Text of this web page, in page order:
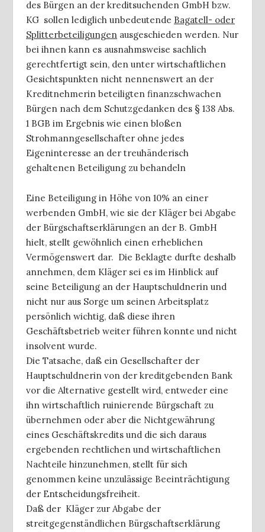
des Bürgen an der kreditsuchenden GmbH bzw.
KG sollen lediglich unbedeutende Bagatell- oder
Splitterbeteiligungen ausgeschieden werden. Nur
bei ihnen kann es ausnahmsweise sachlich
gerechtfertigt sein, den unter wirtschaftlichen
Gesichtspunkten nicht nennenswert an der
Kreditnehmerin beteiligten finanzschwachen
Bürgen nach dem Schutzgedanken des § 138 Abs.
1 BGB im Ergebnis wie einen bloßen
Strohmanngesellschafter ohne jedes
Eigeninteresse an der treuhänderisch
gehaltenen Beteiligung zu behandeln
Eine Beteiligung in Höhe von 10% an einer
werbenden GmbH, wie sie der Kläger bei Abgabe
der Bürgschaftserklärungen an der B. GmbH
hielt, stellt gewöhnlich einen erheblichen
Vermögenswert dar. Die Beklagte durfte deshalb
annehmen, dem Kläger sei es im Hinblick auf
seine Beteiligung an der Hauptschuldnerin und
nicht nur aus Sorge um seinen Arbeitsplatz
persönlich wichtig, daß diese ihren
Geschäftsbetrieb weiter führen konnte und nicht
insolvent wurde.
Die Tatsache, daß ein Gesellschafter der
Hauptschuldnerin von der kreditgebenden Bank
vor die Alternative gestellt wird, entweder eine
ihn wirtschaftlich ruinierende Bürgschaft zu
übernehmen oder aber die Nichtgewährung
eines Geschäftskredits und die sich daraus
ergebenden rechtlichen und wirtschaftlichen
Nachteile hinzunehmen, stellt für sich
genommen keine unzulässige Beeinträchtigung
der Entscheidungsfreiheit.
Daß der Kläger zur Abgabe der
streitgegenständlichen Bürgschaftserklärung